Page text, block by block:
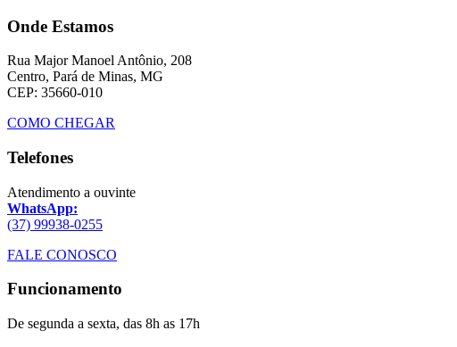
Onde Estamos
Rua Major Manoel Antônio, 208
Centro, Pará de Minas, MG
CEP: 35660-010
COMO CHEGAR
Telefones
Atendimento a ouvinte
WhatsApp:
(37) 99938-0255
FALE CONOSCO
Funcionamento
De segunda a sexta, das 8h as 17h